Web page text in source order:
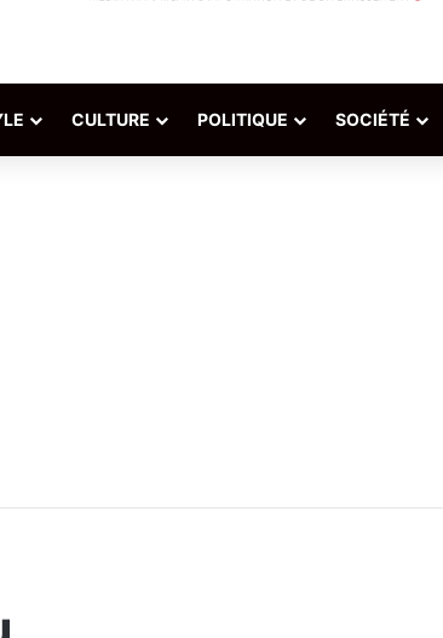
CULTURE POLITIQUE SOCIÉTÉ